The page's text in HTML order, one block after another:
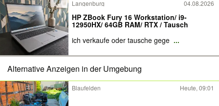
Langenburg 04.08.2026
HP ZBook Fury 16 Workstation/ i9-
12950HX/ 64GB RAM/ RTX / Tausch
ich verkaufe oder tausche gege ...
Alternative Anzeigen in der Umgebung
Blaufelden Heute, 09:01